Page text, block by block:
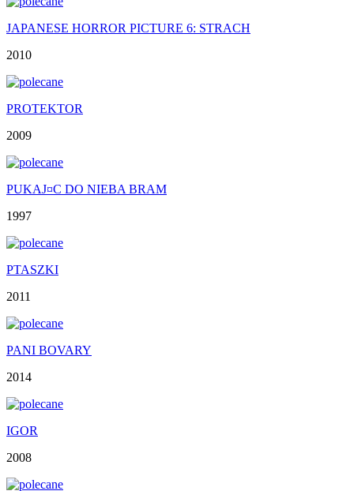
JAPANESE HORROR PICTURE 6: STRACH
2010
PROTEKTOR
2009
PUKAJ¤C DO NIEBA BRAM
1997
PTASZKI
2011
PANI BOVARY
2014
IGOR
2008